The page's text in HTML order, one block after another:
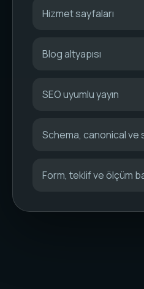
Hizmet sayfaları
Blog altyapısı
SEO uyumlu yayın
Schema, canonical ve
Form, teklif ve ölçüm